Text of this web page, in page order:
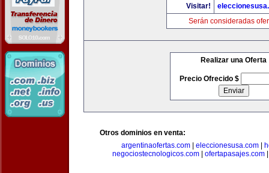
Visitar!
Serán consideradas
Realizar una Oferta
Precio Ofrecido $
Otros dominios en venta:
argentinaofertas.com| eleccionesusa.com|
negociostecnologicos.com
ofertapasajes.com